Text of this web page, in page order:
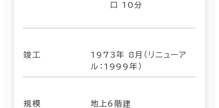
口 10分
竣工
1973年 8月（リニューア
ル：1999年）
規模 地上6階建